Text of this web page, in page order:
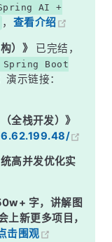
AI +
， 查看介绍
）》
已完结，
Boot
演示链接：
全栈开发）》
高并发优化实
字，讲解图
上新更多项目，
击围观